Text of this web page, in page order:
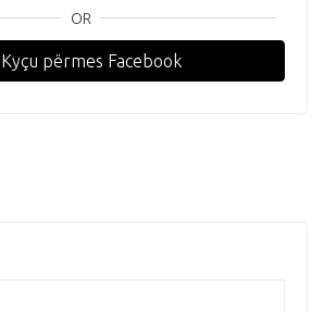
OR
Kyçu përmes Facebook